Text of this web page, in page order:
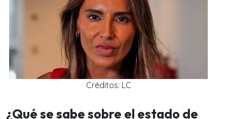
Créditos: LC
¿Qué se sabe sobre el estado de